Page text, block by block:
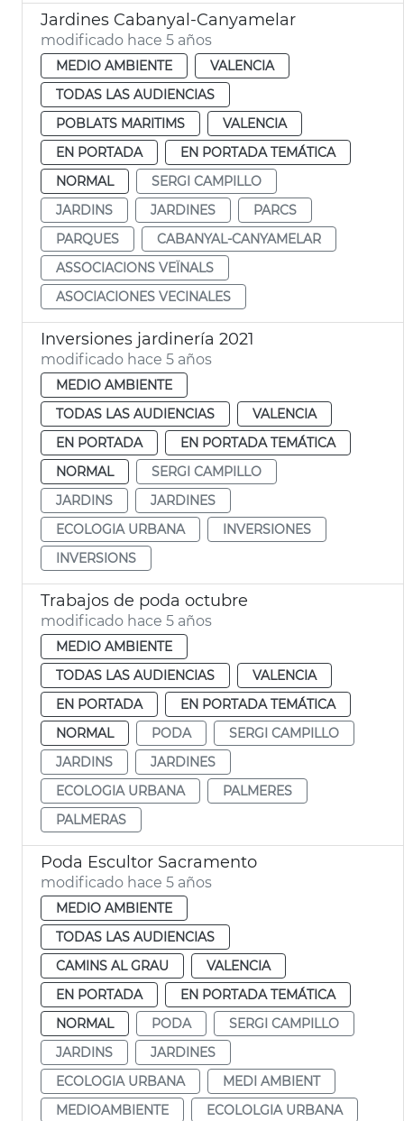
Jardines Cabanyal-Canyamelar
modificado hace 5 años
MEDIO AMBIENTE
VALENCIA
TODAS LAS AUDIENCIAS
POBLATS MARITIMS
VALENCIA
EN PORTADA
EN PORTADA TEMÁTICA
NORMAL
SERGI CAMPILLO
JARDINS
JARDINES
PARCS
PARQUES
CABANYAL-CANYAMELAR
ASSOCIACIONS VEÏNALS
ASOCIACIONES VECINALES
Inversiones jardinería 2021
modificado hace 5 años
MEDIO AMBIENTE
TODAS LAS AUDIENCIAS
VALENCIA
EN PORTADA
EN PORTADA TEMÁTICA
NORMAL
SERGI CAMPILLO
JARDINS
JARDINES
ECOLOGIA URBANA
INVERSIONES
INVERSIONS
Trabajos de poda octubre
modificado hace 5 años
MEDIO AMBIENTE
TODAS LAS AUDIENCIAS
VALENCIA
EN PORTADA
EN PORTADA TEMÁTICA
NORMAL
PODA
SERGI CAMPILLO
JARDINS
JARDINES
ECOLOGIA URBANA
PALMERES
PALMERAS
Poda Escultor Sacramento
modificado hace 5 años
MEDIO AMBIENTE
TODAS LAS AUDIENCIAS
CAMINS AL GRAU
VALENCIA
EN PORTADA
EN PORTADA TEMÁTICA
NORMAL
PODA
SERGI CAMPILLO
JARDINS
JARDINES
ECOLOGIA URBANA
MEDI AMBIENT
MEDIOAMBIENTE
ECOLOLGIA URBANA